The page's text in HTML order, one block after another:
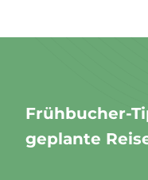
Frühbucher-
geplante